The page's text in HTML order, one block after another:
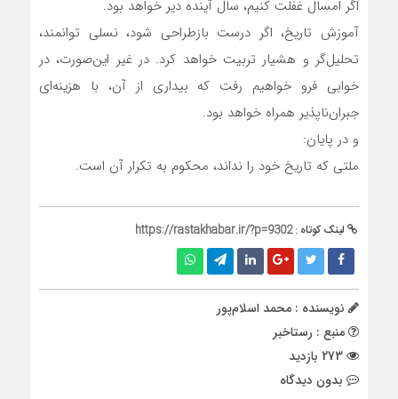
اگر امسال غفلت کنیم، سال آینده دیر خواهد بود.
آموزش تاریخ، اگر درست بازطراحی شود، نسلی توانمند،
تحلیل‌گر و هشیار تربیت خواهد کرد. در غیر این‌صورت، در
خوابی فرو خواهیم رفت که بیداری از آن، با هزینه‌ای
جبران‌ناپذیر همراه خواهد بود.
و در پایان:
ملتی که تاریخ خود را نداند، محکوم به تکرار آن است.
لینک کوتاه :https://rastakhabar.ir/?p=9302
نویسنده : محمد اسلام‌پور
منبع : رستاخبر
بدون دیدگاه